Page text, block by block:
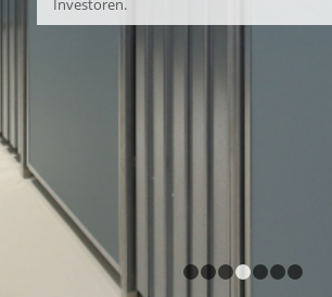
Investoren.
1